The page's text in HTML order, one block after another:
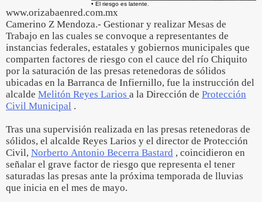
• El riesgo es latente.
www.orizabaenred.com.mx
Camerino Z Mendoza.- Gestionar y realizar Mesas de
Trabajo en las cuales se convoque a representantes de
instancias federales, estatales y gobiernos municipales que
comparten factores de riesgo con el cauce del río Chiquito
por la saturación de las presas retenedoras de sólidos
ubicadas en la Barranca de Infiernillo, fue la instrucción del
alcalde Melitón Reyes Larios a la Dirección de Protección
Civil Municipal .
Tras una supervisión realizada en las presas retenedoras de
sólidos, el alcalde Reyes Larios y el director de Protección
Civil, Norberto Antonio Becerra Bastard , coincidieron en
señalar el grave factor de riesgo que representa el tener
saturadas las presas ante la próxima temporada de lluvias
que inicia en el mes de mayo.